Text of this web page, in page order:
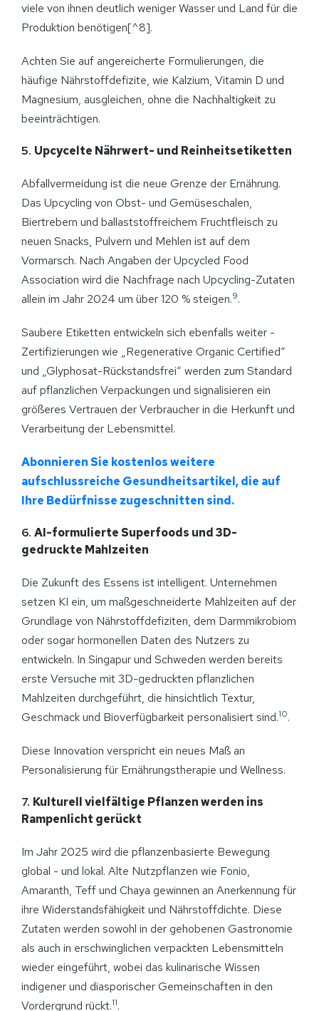
viele von ihnen deutlich weniger Wasser und Land für die
Produktion benötigen[^8].
Achten Sie auf angereicherte Formulierungen, die
häufige Nährstoffdefizite, wie Kalzium, Vitamin D und
Magnesium, ausgleichen, ohne die Nachhaltigkeit zu
beeinträchtigen.
5. Upcycelte Nährwert- und Reinheitsetiketten
Abfallvermeidung ist die neue Grenze der Ernährung.
Das Upcycling von Obst- und Gemüseschalen,
Biertrebern und ballaststoffreichem Fruchtfleisch zu
neuen Snacks, Pulvern und Mehlen ist auf dem
Vormarsch. Nach Angaben der Upcycled Food
Association wird die Nachfrage nach Upcycling-Zutaten
allein im Jahr 2024 um über 120 % steigen.9.
Saubere Etiketten entwickeln sich ebenfalls weiter -
Zertifizierungen wie „Regenerative Organic Certified“
und „Glyphosat-Rückstandsfrei“ werden zum Standard
auf pflanzlichen Verpackungen und signalisieren ein
größeres Vertrauen der Verbraucher in die Herkunft und
Verarbeitung der Lebensmittel.
Abonnieren Sie kostenlos weitere
aufschlussreiche Gesundheitsartikel, die auf
Ihre Bedürfnisse zugeschnitten sind.
6. AI-formulierte Superfoods und 3D-
gedruckte Mahlzeiten
Die Zukunft des Essens ist intelligent. Unternehmen
setzen KI ein, um maßgeschneiderte Mahlzeiten auf der
Grundlage von Nährstoffdefiziten, dem Darmmikrobiom
oder sogar hormonellen Daten des Nutzers zu
entwickeln. In Singapur und Schweden werden bereits
erste Versuche mit 3D-gedruckten pflanzlichen
Mahlzeiten durchgeführt, die hinsichtlich Textur,
Geschmack und Bioverfügbarkeit personalisiert sind.10.
Diese Innovation verspricht ein neues Maß an
Personalisierung für Ernährungstherapie und Wellness.
7. Kulturell vielfältige Pflanzen werden ins
Rampenlicht gerückt
Im Jahr 2025 wird die pflanzenbasierte Bewegung
global - und lokal. Alte Nutzpflanzen wie Fonio,
Amaranth, Teff und Chaya gewinnen an Anerkennung für
ihre Widerstandsfähigkeit und Nährstoffdichte. Diese
Zutaten werden sowohl in der gehobenen Gastronomie
als auch in erschwinglichen verpackten Lebensmitteln
wieder eingeführt, wobei das kulinarische Wissen
indigener und diasporischer Gemeinschaften in den
Vordergrund rückt.11.